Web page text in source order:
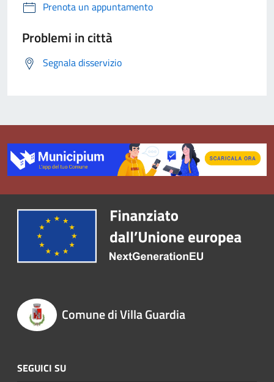
Prenota un appuntamento
Problemi in città
Segnala disservizio
Comune di Villa Guardia
SEGUICI SU